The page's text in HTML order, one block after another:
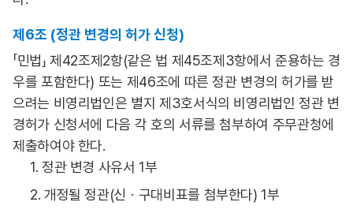
제6조 (정관 변경의 허가 신청)
「민법」 제42조제2항(같은 법 제45조제3항에서 준용하는 경
우를 포함한다) 또는 제46조에 따른 정관 변경의 허가를 받
으려는 비영리법인은 별지 제3호서식의 비영리법인 정관 변
경허가 신청서에 다음 각 호의 서류를 첨부하여 주무관청에
제출하여야 한다.
1. 정관 변경 사유서 1부
2. 개정될 정관(신ㆍ구대비표를 첨부한다) 1부